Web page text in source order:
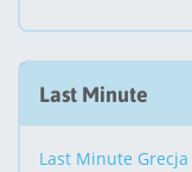
Last Minute
Last Minute Grecja